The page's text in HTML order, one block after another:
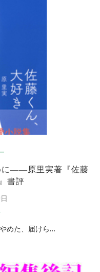
に――原里実著『佐藤
書評
めた、届けら…